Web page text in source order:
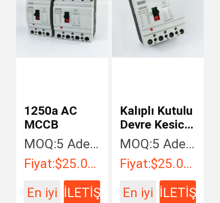
1250a AC
MCCB
MOQ:5 Adet / Adet
Fiyat:$25.00 - $50.00 / Piece
En iyi İLETİŞİM
Kalıplı Kutulu
Devre Kesici
3 kutuplu
630a AC
MCCB
MOQ:5 Adet / Adet
Fiyat:$25.00 - $50.00 / Piece
En iyi İLETİŞİM